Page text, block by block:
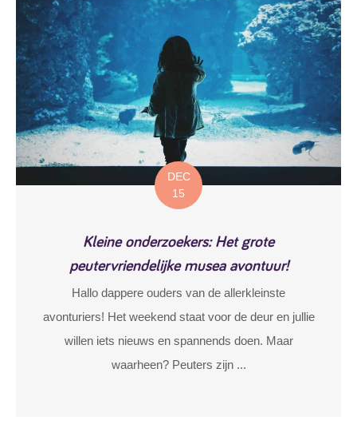
DEC
15
Kleine onderzoekers: Het grote
peutervriendelijke musea avontuur!
Hallo dappere ouders van de allerkleinste
avonturiers! Het weekend staat voor de deur en jullie
willen iets nieuws en spannends doen. Maar
waarheen? Peuters zijn ...